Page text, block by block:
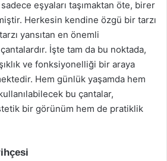
eşyaları taşımaktan öte, birer
Herkesin kendine özgü bir tarzı
yansıtan en önemli
İşte tam da bu noktada,
ve fonksiyonelliği bir araya
Hem günlük yaşamda hem
bu çantalar,
bir görünüm hem de pratiklik